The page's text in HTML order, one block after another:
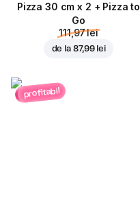
Pizza 30 cm x 2 + Pizza to
Go
111,97 lei
de la 87,99 lei
profitabil